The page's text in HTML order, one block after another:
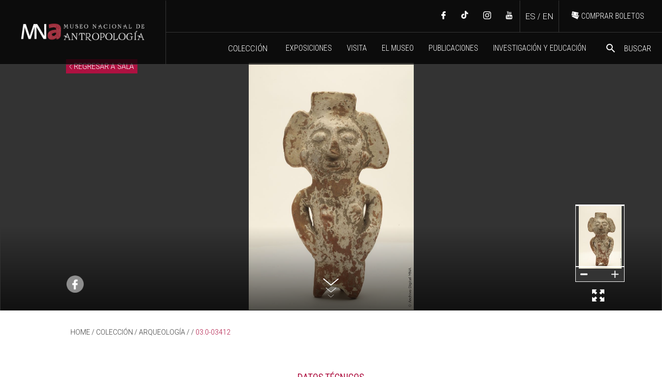
ES / EN COMPRAR BOLETOS
COLECCIÓN EXPOSICIONES VISITA EL MUSEO PUBLICACIONES INVESTIGACIÓN Y EDUCACIÓN search
BUSCAR
REGRESAR A SALA
HOME / COLECCIÓN /ARQUEOLOGÍA / / 03.0-03412